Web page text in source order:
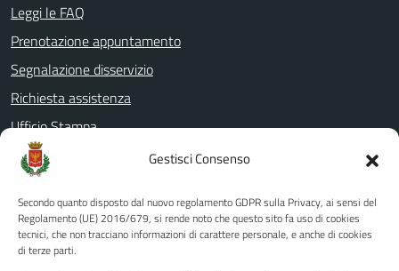
Gestisci Consenso
Secondo quanto disposto dal nuovo regolamento GDPR sulla Privacy, ai sensi del
Regolamento (UE) 2016/679, si rende noto che questo sito fa uso di cookies
tecnici, che non tracciano informazioni di carattere personale, e anche di cookies
di terze parti.
Leggi le FAQ
Prenotazione appuntamento
Segnalazione disservizio
Richiesta assistenza
Ufficio Stampa
Amministrazione Trasparente
Albo pretorio
Informativa privacy
Note legali